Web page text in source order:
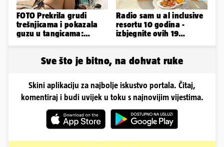
FOTO Prekrila grudi
trešnjicama i pokazala
guzu u tangicama:
Radio sam u al inclusive
resortu 10 godina -
izbjegnite ovih 19
Sve što je bitno, na dohvat ruke
Skini aplikaciju za najbolje iskustvo portala. Čitaj,
komentiraj i budi uvijek u toku s najnovijim vijestima.